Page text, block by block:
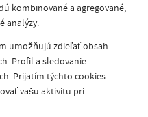
kombinované a agregované,
analýzy.
umožňujú zdieľať obsah
Profil a sledovanie
Prijatím týchto cookies
vašu aktivitu pri